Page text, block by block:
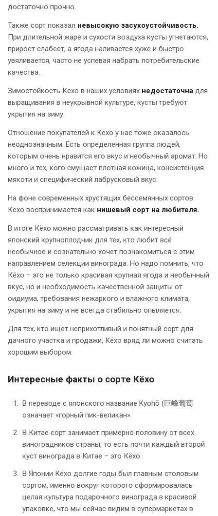
достаточно прочно.
Также сорт показал невысокую засухоустойчивость.
При длительной жаре и сухости воздуха кусты угнетаются,
прирост слабеет, а ягода наливается хуже и быстро
увяливается, часто не успевая набрать потребительские
качества.
Зимостойкость Кёхо в наших условиях недостаточна для
выращивания в неукрывной культуре, кусты требуют
укрытия на зиму.
Отношение покупателей к Кёхо у нас тоже оказалось
неоднозначным. Есть определенная группа людей,
которым очень нравится его вкус и необычный аромат. Но
много и тех, кого смущает плотная кожица, консистенция
мякоти и специфический лабрусковый вкус.
На фоне современных хрустящих бессемянных сортов
Кёхо воспринимается как нишевый сорт на любителя.
В итоге Кёхо можно рассматривать как интересный
японский крупноплодник для тех, кто любит всё
необычное и сознательно хочет познакомиться с этим
направлением селекции винограда. Но надо помнить, что
Кёхо – это не только красивая крупная ягода и необычный
вкус, но и необходимость качественной защиты от
оидиума, требования нежаркого и влажного климата,
укрытия на зиму и не всегда стабильно опыляется.
Для тех, кто ищет неприхотливый и понятный сорт для
дачного участка и продажи, Кёхо вряд ли можно считать
хорошим выбором.
Интересные факты о сорте Кёхо
В переводе с японского название Kyohō (巨峰葡萄
означает «горный пик-великан».
В Китае сорт занимает примерно половину от всех
виноградников страны, то есть почти каждый второй
куст винограда в Китае – это Кёхо.
В Японии Кёхо долгие годы был главным столовым
сортом, именно вокруг которого сформировалась
целая культура подарочного винограда в красивой
упаковке, что мы сейчас видим в супермаркетах в